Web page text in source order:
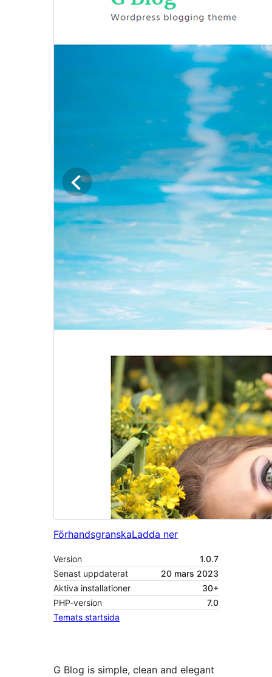
FörhandsgranskaLadda ner
Version
1.0.7
Senast uppdaterat
20 mars 2023
Aktiva installationer
30+
PHP-version
7.0
Temats startsida
G Blog is simple, clean and elegant